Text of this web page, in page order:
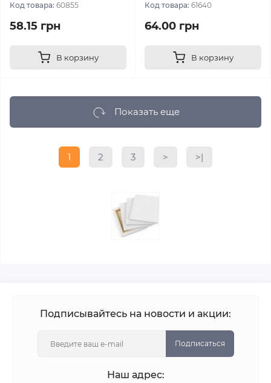
Код товара: 60855
58.15 грн
В корзину
Код товара: 61640
64.00 грн
В корзину
Показать еще
1 2 3 > >|
Подписывайтесь на новости и акции:
Подписаться
Наш адрес: